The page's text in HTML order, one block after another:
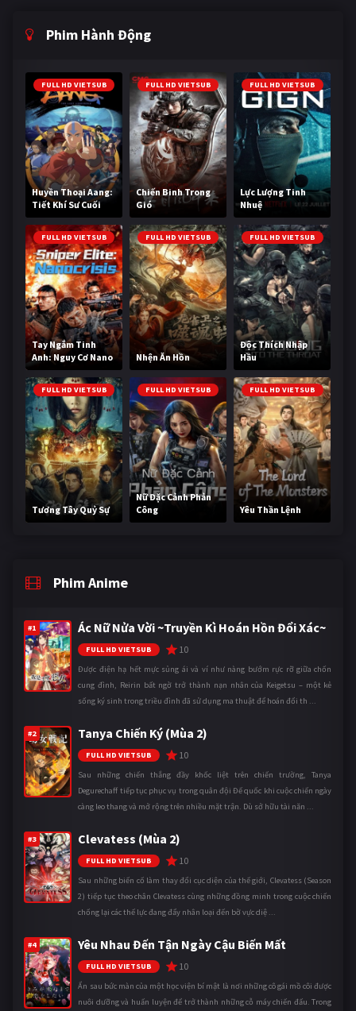
Phim Hành Động
FULL HD VIETSUB
Huyền Thoại Aang:
Tiết Khí Sư Cuối
Cùng
FULL HD VIETSUB
Chiến Binh Trong
Gió
FULL HD VIETSUB
Lực Lượng Tinh
Nhuệ
FULL HD VIETSUB
Tay Ngắm Tinh
Anh: Nguy Cơ Nano
FULL HD VIETSUB
Nhện Ăn Hồn
FULL HD VIETSUB
Độc Thích Nhập
Hầu
FULL HD VIETSUB
Tương Tây Quỷ Sự
FULL HD VIETSUB
Nữ Đặc Cảnh Phản
Công
FULL HD VIETSUB
Yêu Thần Lệnh
Phim Anime
#1 Ác Nữ Nửa Vời ~Truyền Kì Hoán Hồn Đổi Xác~
FULL HD VIETSUB 10
Được điện hạ hết mực sủng ái và ví như nàng bướm rực rỡ giữa chốn
cung đình, Reirin bất ngờ trở thành nạn nhân của Keigetsu – một kẻ
sống ký sinh trong triều đình đã sử dụng ma thuật để hoán đổi th ...
#2 Tanya Chiến Ký (Mùa 2)
FULL HD VIETSUB 10
Sau những chiến thắng đầy khốc liệt trên chiến trường, Tanya
Degurechaff tiếp tục phục vụ trong quân đội Đế quốc khi cuộc chiến ngày
càng leo thang và mở rộng trên nhiều mặt trận. Dù sở hữu tài năn ...
#3 Clevatess (Mùa 2)
FULL HD VIETSUB 10
Sau những biến cố làm thay đổi cục diện của thế giới, Clevatess (Season
2) tiếp tục theo chân Clevatess cùng những đồng minh trong cuộc chiến
chống lại các thế lực đang đẩy nhân loại đến bờ vực diệ ...
#4 Yêu Nhau Đến Tận Ngày Cậu Biến Mất
FULL HD VIETSUB 10
Ẩn sau bức màn của một học viện bí mật là nơi những cô gái mồ côi được
nuôi dưỡng và huấn luyện để trở thành những cỗ máy chiến đấu. Trong